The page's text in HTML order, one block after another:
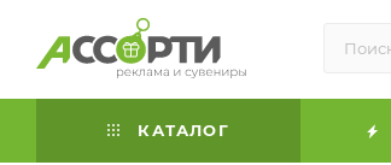
КАТАЛОГ